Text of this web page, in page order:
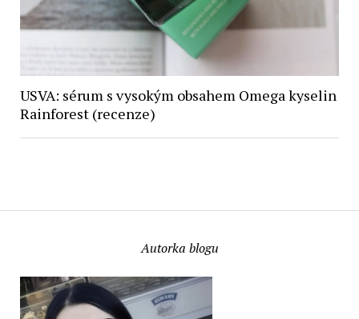
Autorka blogu
USVA: sérum s vysokým obsahem Omega kyselin
Rainforest (recenze)